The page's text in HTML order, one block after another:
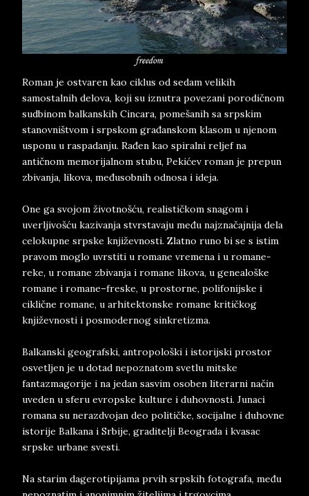
Roman je ostvaren kao ciklus od sedam velikih
samostalnih delova, koji su iznutra povezani porodičnom
sudbinom balkanskih Cincara, pomešanih sa srpskim
stanovništvom i srpskom građanskom klasom u njenom
usponu u raspadanju. Rađen kao spiralni reljef na
antičnom memorijalnom stubu, Pekićev roman je prepun
zbivanja, likova, međusobnih odnosa i ideja.
One ga svojom životnošću, realističkom snagom i
uverljivošću kazivanja stvrstavaju među najznačajnija dela
celokupne srpske književnosti. Zlatno runo bi se s istim
pravom moglo uvrstiti u romane vremena i u romane-
reke, u romane zbivanja i romane likova, u genealoške
romane i romane–freske, u prostorne, polifonijske i
ciklične romane, u arhitektonske romane kritičkog
književnosti i posmodernog sinkretizma.
Balkanski geografski, antropološki i istorijski prostor
osvetljen je u dotad nepoznatom svetlu mitske
fantazmagorije i na jedan sasvim osoben literarni način
uveden u sferu evropske kulture i duhovnosti. Junaci
romana su nerazdvojan deo političke, socijalne i duhovne
istorije Balkana i Srbije, graditelji Beograda i kvasac
srpske urbane svesti.
Na starim dagerotipijama prvih srpskih fotografa, među